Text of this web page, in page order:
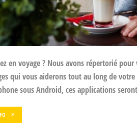
en voyage ? Nous avons répertorié
qui vous aiderons tout au long de
sous Android, ces applications seront